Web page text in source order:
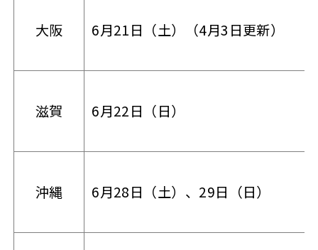
大阪 6月21日（土）（4月3日更新）
滋賀 6月22日（日）
沖縄 6月28日（土）、29日（日）